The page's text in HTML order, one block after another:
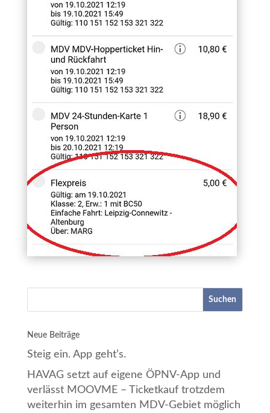
Suchen
Neue Beiträge
Steig ein. App geht’s.
HAVAG setzt auf eigene ÖPNV-App und
verlässt MOOVME – Ticketkauf trotzdem
weiterhin im gesamten MDV-Gebiet möglich